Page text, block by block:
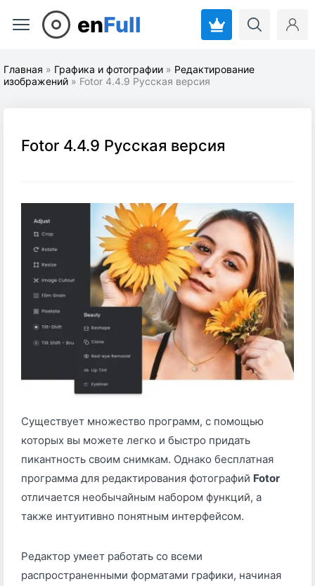
enFull
Главная » Графика и фотографии » Редактирование
изображений » Fotor 4.4.9 Русская версия
Fotor 4.4.9 Русская версия
Существует множество программ, с помощью
которых вы можете легко и быстро придать
пикантность своим снимкам. Однако бесплатная
программа для редактирования фотографий Fotor
отличается необычайным набором функций, а
также интуитивно понятным интерфейсом.
Редактор умеет работать со всеми
распространенными форматами графики, начиная